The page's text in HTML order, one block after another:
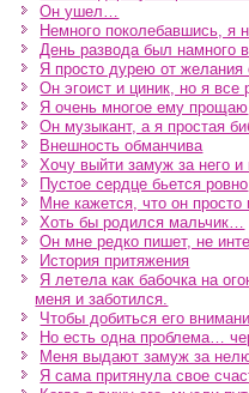
Он ушел…
Немного поколебавшись, я
День развода был намного
Я просто дурею от желания
Он эгоист и циник, но я все
Я очень многое ему прощаю
Он музыкант, а я простая
Внешность обманчива
Хочу выйти замуж за него и
Пустое сердце бьется ровно
Мне кажется, что он просто
Хоть бы родился мальчик…
Он мне редко пишет, не
История притяжения
Я летела как бабочка на
меня и заботился.
Чтобы добиться его
Но есть одна проблема…
Меня выдают замуж за
Я сама притянула свое